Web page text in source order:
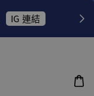
IG 連結